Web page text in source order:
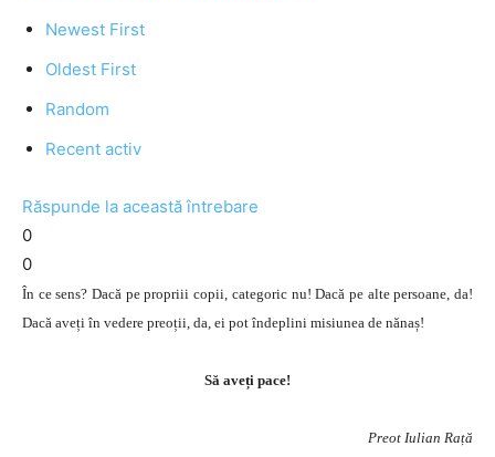
Newest First
Oldest First
Random
Recent activ
Răspunde la această întrebare
0
0
În ce sens? Dacă pe propriii copii, categoric nu! Dacă pe alte persoane, da!
Dacă aveți în vedere preoții, da, ei pot îndeplini misiunea de nănaș!
Să aveți pace!
Preot Iulian Rață